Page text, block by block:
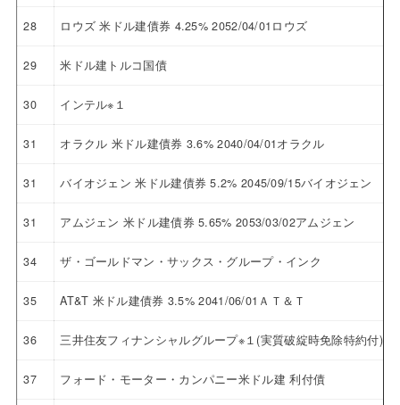
28 ロウズ 米ドル建債券 4.25% 2052/04/01ロウズ
29 米ドル建トルコ国債
30 インテル※１
31 オラクル 米ドル建債券 3.6% 2040/04/01オラクル
31 バイオジェン 米ドル建債券 5.2% 2045/09/15バイオジェン
31 アムジェン 米ドル建債券 5.65% 2053/03/02アムジェン
34 ザ・ゴールドマン・サックス・グループ・インク
35 AT&T 米ドル建債券 3.5% 2041/06/01ＡＴ＆Ｔ
36 三井住友フィナンシャルグループ※１(実質破綻時免除特約付)
37 フォード・モーター・カンパニー米ドル建 利付債